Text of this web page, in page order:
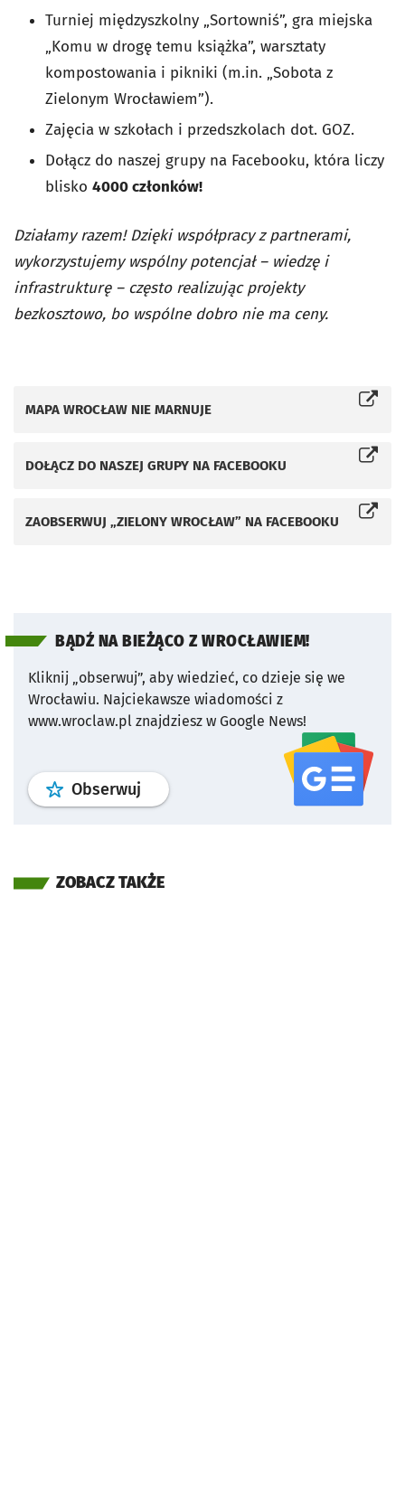
Turniej międzyszkolny „Sortowniś”, gra miejska
„Komu w drogę temu książka”, warsztaty
kompostowania i pikniki (m.in. „Sobota z
Zielonym Wrocławiem”).
Zajęcia w szkołach i przedszkolach dot. GOZ.
Dołącz do naszej grupy na Facebooku, która liczy
blisko 4000 członków!
Działamy razem! Dzięki współpracy z partnerami,
wykorzystujemy wspólny potencjał – wiedzę i
infrastrukturę – często realizując projekty
bezkosztowo, bo wspólne dobro nie ma ceny.
MAPA WROCŁAW NIE MARNUJE
Otworzy się w nowej karcie
DOŁĄCZ DO NASZEJ GRUPY NA FACEBOOKU
Otworzy się w nowej karcie
ZAOBSERWUJ „ZIELONY WROCŁAW” NA FACEBOOKU
Otworzy się w nowej karcie
BĄDŹ NA BIEŻĄCO Z WROCŁAWIEM!
Kliknij „obserwuj”, aby wiedzieć, co dzieje się we
Wrocławiu. Najciekawsze wiadomości z
www.wroclaw.pl znajdziesz w Google News!
Obserwuj profil serwisu
ZOBACZ TAKŻE